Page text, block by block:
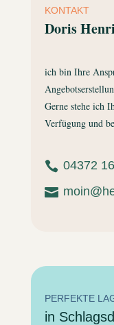
KONTAKT
Doris
ich bin Ihre
Gerne stehe ich
Verfügung und
 04372

PERFEKTE
in